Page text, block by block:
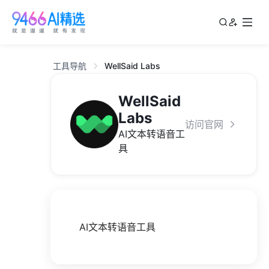
工具导航 WellSaid Labs
WellSaid
Labs
AI文本转语音工
具
访问官网
AI文本转语音工具